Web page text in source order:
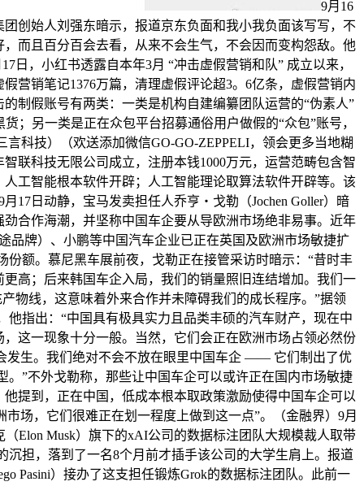
9月16
创始人刘强东暗示，报道京东负面和我小我负面该写写，不
而且百分百会去看，从来不会生气，不会因而变构怨敌。他
日，小红书透露自本年3月 “冲击虚假营销和队” 成立以来，
营销笔记1376万篇，清理虚假评论超3。6亿条，虚假营销内
制假账号有两类：一类是机构自建编纂团队运营的“伪素人”
；另一类是正在众包平台招募通俗用户做假的“众包”账号，
科技）（欢送添加微信GO-GO-ZEPPELI，领会更多当地糊
联科技无限公司成立，注册本钱1000万元，运营范畴包含智
工智能根本软件开辟；人工智能理论取算法软件开辟等。该
17日动静，宝马发卖担任人乔亨・戈勒（Jochen Goller）暗
合作海潮，并坚称中国车企要从导欧洲市场绝非易事。近年
品牌）、小鹏等中国汽车企业已正在英国及欧洲市场敏捷扩
额。慕尼黑车展前夜，戈勒正在接管采访时暗示：“昔时丰
高；后来韩国车企入局，我们的销量照旧连结增加。我们一
物线，这意味着外来合作并未障碍我们的成长程序。”据领
指出：“中国具有极具实力且品类丰硕的汽车财产，现在中
这一现象十分一般。当然，它们会正在欧洲市场占领必然份
发生。我们绝对不会不放在眼里中国车企 —— 它们制出了优
”不外戈勒称，那些让中国车企可以或许正在国内市场敏捷
提到，正在中国，低成本根本取政策激励使得中国车企可以
场，它们很难正在划一程度上做到这一点”。（金融界）9月
Elon Musk）旗下的xAI公司的数据标注团队大规模裁人取带
沉担，落到了一名8个月前才插手该公司的大学生肩上。报道
Pasini）接办了这支担任锻炼Grok的数据标注团队。此前一